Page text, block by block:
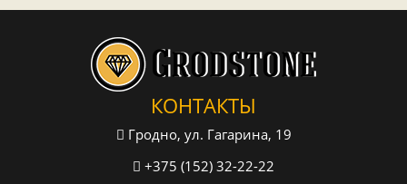
КОНТАКТЫ
Гродно, ул. Гагарина, 19
+375 (152) 32-22-22